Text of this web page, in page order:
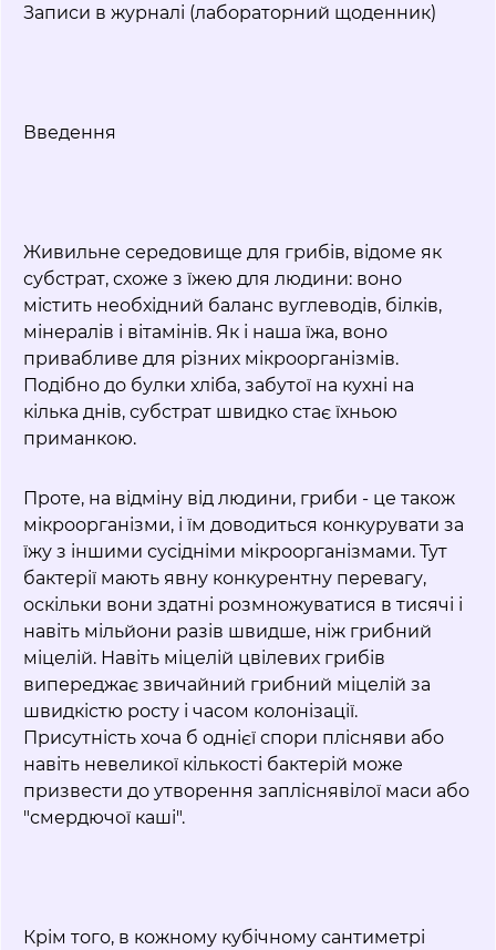
Записи в журналі (лабораторний щоденник)
Введення
Живильне середовище для грибів, відоме як
субстрат, схоже з їжею для людини: воно
містить необхідний баланс вуглеводів, білків,
мінералів і вітамінів. Як і наша їжа, воно
привабливе для різних мікроорганізмів.
Подібно до булки хліба, забутої на кухні на
кілька днів, субстрат швидко стає їхньою
приманкою.
Проте, на відміну від людини, гриби - це також
мікроорганізми, і їм доводиться конкурувати за
їжу з іншими сусідніми мікроорганізмами. Тут
бактерії мають явну конкурентну перевагу,
оскільки вони здатні розмножуватися в тисячі і
навіть мільйони разів швидше, ніж грибний
міцелій. Навіть міцелій цвілевих грибів
випереджає звичайний грибний міцелій за
швидкістю росту і часом колонізації.
Присутність хоча б однієї спори плісняви або
навіть невеликої кількості бактерій може
призвести до утворення запліснявілої маси або
"смердючої каші".
Крім того, в кожному кубічному сантиметрі